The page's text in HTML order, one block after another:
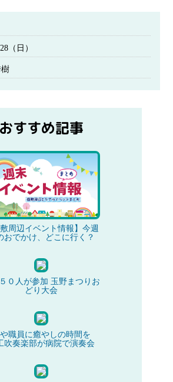
（日）
おすすめ記事
敷周辺イベント情報】今週
おでかけ、どこに行く？
０人が参加 玉野まつりお
どり大会
職員に癒やしの時間を
吹奏楽部が病院で演奏会